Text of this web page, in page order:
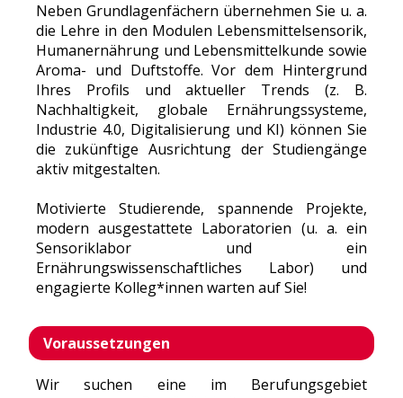
Neben Grundlagenfächern übernehmen Sie u. a.
die Lehre in den Modulen Lebensmittelsensorik,
Humanernährung und Lebensmittelkunde sowie
Aroma- und Duftstoffe. Vor dem Hintergrund
Ihres Profils und aktueller Trends (z. B.
Nachhaltigkeit, globale Ernährungssysteme,
Industrie 4.0, Digitalisierung und KI) können Sie
die zukünftige Ausrichtung der Studiengänge
aktiv mitgestalten.
Motivierte Studierende, spannende Projekte,
modern ausgestattete Laboratorien (u. a. ein
Sensoriklabor und ein
Ernährungswissenschaftliches Labor) und
engagierte Kolleg*innen warten auf Sie!
Voraussetzungen
Wir suchen eine im Berufungsgebiet